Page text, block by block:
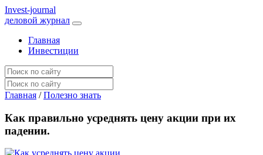
Invest-journal
деловой журнал
Главная
Инвестиции
Главная / Полезно знать
Как правильно усреднять цену акции при их
падении.